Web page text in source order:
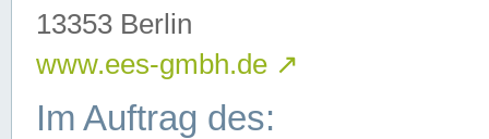
13353 Berlin
www.ees-gmbh.de ↗
Im Auftrag des: